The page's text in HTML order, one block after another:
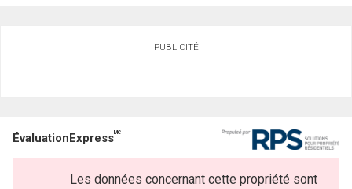
Téléphone
(Optionnel)
PUBLICITÉ
ÉvaluationExpressMC
Les données concernant cette propriété sont